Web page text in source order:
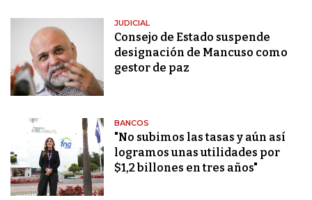
JUDICIAL
Consejo de Estado suspende
designación de Mancuso como
gestor de paz
BANCOS
"No subimos las tasas y aún así
logramos unas utilidades por
$1,2 billones en tres años"